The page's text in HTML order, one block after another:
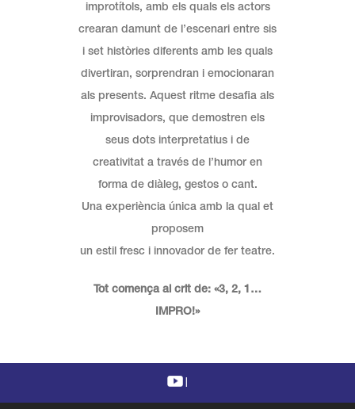
improtítols, amb els quals els actors
crearan damunt de l’escenari entre sis
i set històries diferents amb les quals
divertiran, sorprendran i emocionaran
als presents. Aquest ritme desafia als
improvisadors, que demostren els
seus dots interpretatius i de
creativitat a través de l’humor en
forma de diàleg, gestos o cant.
Una experiència única amb la qual et
proposem
un estil fresc i innovador de fer teatre.
Tot comença al crit de: «3, 2, 1…
IMPRO!»